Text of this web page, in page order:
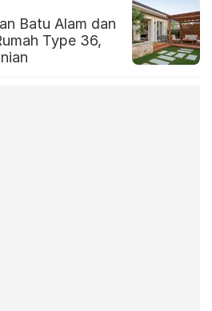
Batu Alam dan
Type 36,